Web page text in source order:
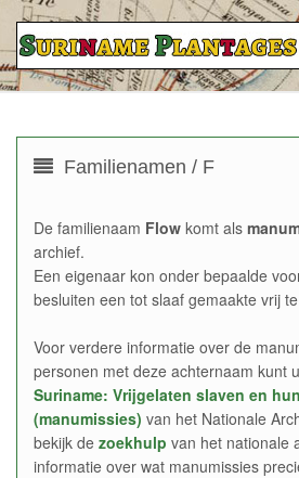
Familienamen / F
De familienaam Flow komt als
archief.
Een eigenaar kon onder bepaalde
besluiten een tot slaaf gemaakte vrij
Voor verdere informatie over de
personen met deze achternaam kunt
Suriname: Vrijgelaten slaven en
(manumissies) van het Nationale
bekijk de zoekhulp van het nationale
informatie over wat manumissies